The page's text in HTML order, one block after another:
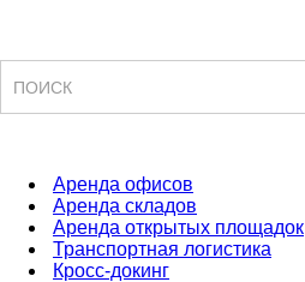
Аренда офисов
Аренда складов
Аренда открытых площадок
Транспортная логистика
Кросс-докинг